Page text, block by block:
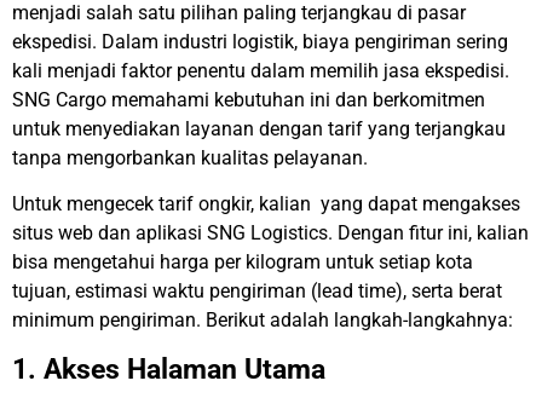
menjadi salah satu pilihan paling terjangkau di pasar
ekspedisi. Dalam industri logistik, biaya pengiriman sering
kali menjadi faktor penentu dalam memilih jasa ekspedisi.
SNG Cargo memahami kebutuhan ini dan berkomitmen
untuk menyediakan layanan dengan tarif yang terjangkau
tanpa mengorbankan kualitas pelayanan.
Untuk mengecek tarif ongkir, kalian yang dapat mengakses
situs web dan aplikasi SNG Logistics. Dengan fitur ini, kalian
bisa mengetahui harga per kilogram untuk setiap kota
tujuan, estimasi waktu pengiriman (lead time), serta berat
minimum pengiriman. Berikut adalah langkah-langkahnya:
1. Akses Halaman Utama